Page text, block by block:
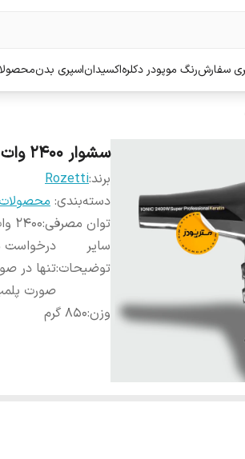
سفارشرنگ موپودر دکلرهاکسیداناسپری بدن
سشوار 2400 وات پرقدرت حرفه ای کراتینه رزتی مدل 9924
برند:Rozetti
دسته‌بندی:
توان مصرفی:2400 وات
سایر
توضیحات:
درخواست
تنها در
صورت
وزن:850 گرم